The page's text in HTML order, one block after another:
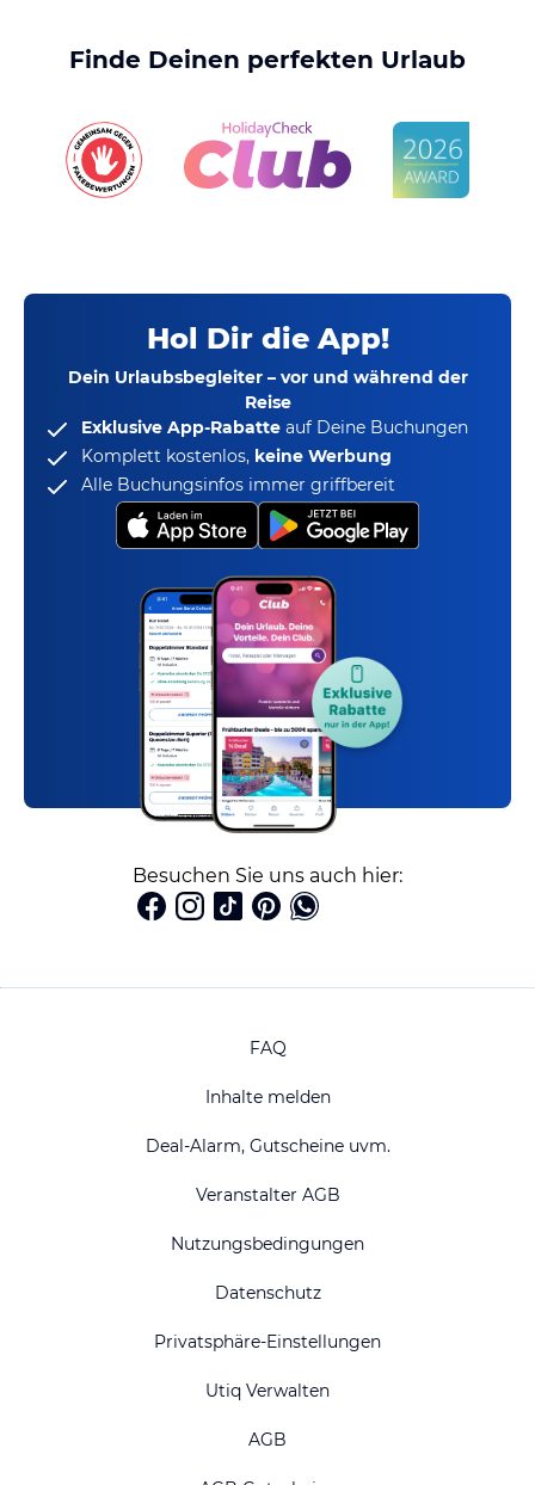
Finde Deinen perfekten Urlaub
Hol Dir die App!
Dein Urlaubsbegleiter – vor und während der
Reise
Exklusive App-Rabatte auf Deine Buchungen
Komplett kostenlos, keine Werbung
Alle Buchungsinfos immer griffbereit
Besuchen Sie uns auch hier:
FAQ
Inhalte melden
Deal-Alarm, Gutscheine uvm.
Veranstalter AGB
Nutzungsbedingungen
Datenschutz
Privatsphäre-Einstellungen
Utiq Verwalten
AGB